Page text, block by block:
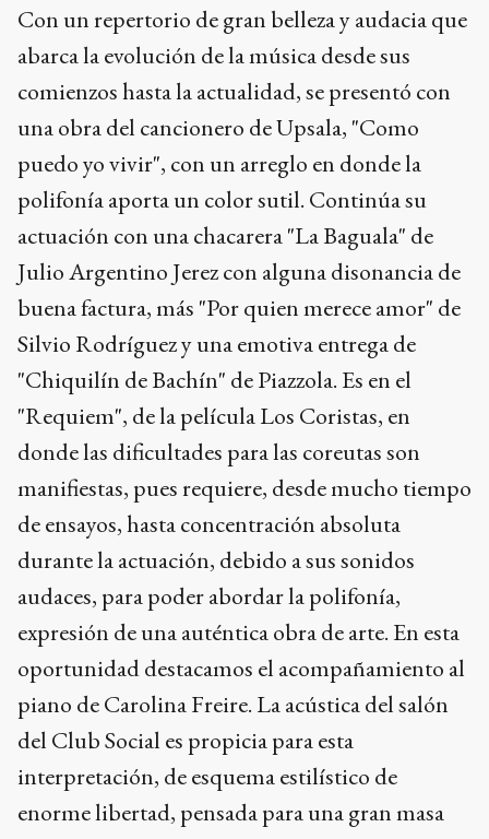
Con un repertorio de gran belleza y audacia que
abarca la evolución de la música desde sus
comienzos hasta la actualidad, se presentó con
una obra del cancionero de Upsala, "Como
puedo yo vivir", con un arreglo en donde la
polifonía aporta un color sutil. Continúa su
actuación con una chacarera "La Baguala" de
Julio Argentino Jerez con alguna disonancia de
buena factura, más "Por quien merece amor" de
Silvio Rodríguez y una emotiva entrega de
"Chiquilín de Bachín" de Piazzola. Es en el
"Requiem", de la película Los Coristas, en
donde las dificultades para las coreutas son
manifiestas, pues requiere, desde mucho tiempo
de ensayos, hasta concentración absoluta
durante la actuación, debido a sus sonidos
audaces, para poder abordar la polifonía,
expresión de una auténtica obra de arte. En esta
oportunidad destacamos el acompañamiento al
piano de Carolina Freire. La acústica del salón
del Club Social es propicia para esta
interpretación, de esquema estilístico de
enorme libertad, pensada para una gran masa